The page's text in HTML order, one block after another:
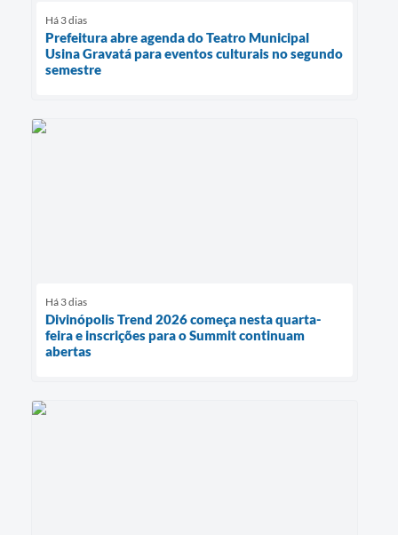
Há 3 dias
Prefeitura abre agenda do Teatro Municipal
Usina Gravatá para eventos culturais no segundo
semestre
Há 3 dias
Divinópolis Trend 2026 começa nesta quarta-
feira e inscrições para o Summit continuam
abertas